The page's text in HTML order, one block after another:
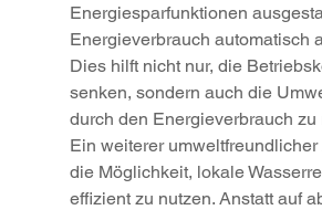
Energiesparfunktionen
Energieverbrauch automatisch
Dies hilft nicht nur, die
senken, sondern auch die
durch den Energieverbrauch zu
Ein weiterer
die Möglichkeit, lokale
effizient zu nutzen. Anstatt auf